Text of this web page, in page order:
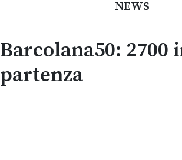
NEWS
Barcolana50: 2700
partenza